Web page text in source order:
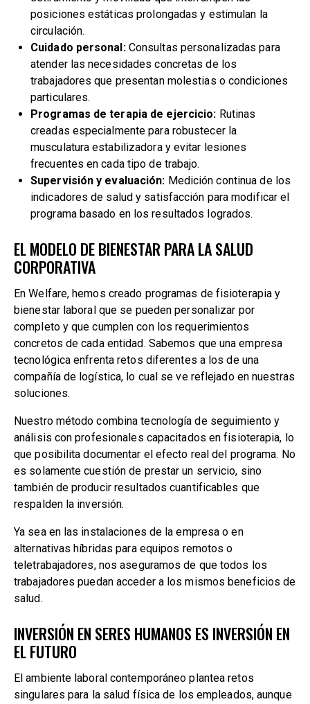
posiciones estáticas prolongadas y estimulan la
circulación.
Cuidado personal:Consultas personalizadas para
atender las necesidades concretas de los
trabajadores que presentan molestias o condiciones
particulares.
Programas de terapia de ejercicio: Rutinas
creadas especialmente para robustecer la
musculatura estabilizadora y evitar lesiones
frecuentes en cada tipo de trabajo.
Supervisión y evaluación: Medición continua de los
indicadores de salud y satisfacción para modificar el
programa basado en los resultados logrados.
EL MODELO DE BIENESTAR PARA LA SALUD
CORPORATIVA
En Welfare, hemos creado programas de fisioterapia y
bienestar laboral que se pueden personalizar por
completo y que cumplen con los requerimientos
concretos de cada entidad. Sabemos que una empresa
tecnológica enfrenta retos diferentes a los de una
compañía de logística, lo cual se ve reflejado en nuestras
soluciones.
Nuestro método combina tecnología de seguimiento y
análisis con profesionales capacitados en fisioterapia, lo
que posibilita documentar el efecto real del programa. No
es solamente cuestión de prestar un servicio, sino
también de producir resultados cuantificables que
respalden la inversión.
Ya sea en las instalaciones de la empresa o en
alternativas híbridas para equipos remotos o
teletrabajadores, nos aseguramos de que todos los
trabajadores puedan acceder a los mismos beneficios de
salud.
INVERSIÓN EN SERES HUMANOS ES INVERSIÓN EN
EL FUTURO
El ambiente laboral contemporáneo plantea retos
singulares para la salud física de los empleados, aunque